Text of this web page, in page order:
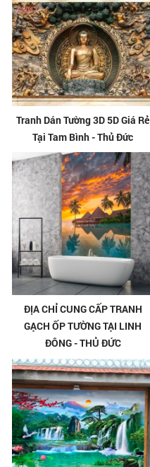
Tranh Dán Tường 3D 5D Giá Rẻ
Tại Tam Bình - Thủ Đức
ĐỊA CHỈ CUNG CẤP TRANH
GẠCH ỐP TƯỜNG TẠI LINH
ĐÔNG - THỦ ĐỨC